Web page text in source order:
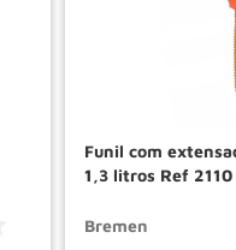
Funil com
1,3 litros Ref 2110
Bremen